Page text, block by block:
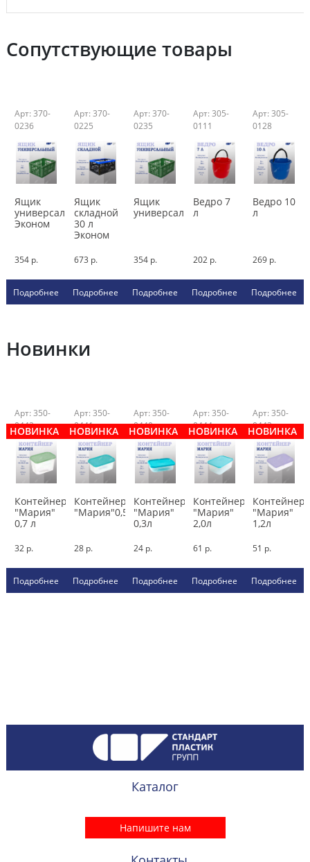
Сопутствующие товары
Арт: 370-
0236
Ящик
универсальный
Эконом
354 р.
Подробнее
Арт: 370-
0225
Ящик
складной
30 л
Эконом
673 р.
Подробнее
Арт: 370-
0235
Ящик
универсальный
354 р.
Подробнее
Арт: 305-
0111
Ведро 7
л
202 р.
Подробнее
Арт: 305-
0128
Ведро 10
л
269 р.
Подробнее
Новинки
Арт: 350-
0442
НОВИНКА
Контейнер
"Мария"
0,7 л
32 р.
Подробнее
Арт: 350-
0441
НОВИНКА
Контейнер
"Мария"0,5л
28 р.
Подробнее
Арт: 350-
0440
НОВИНКА
Контейнер
"Мария"
0,3л
24 р.
Подробнее
Арт: 350-
0444
НОВИНКА
Контейнер
"Мария"
2,0л
61 р.
Подробнее
Арт: 350-
0443
НОВИНКА
Контейнер
"Мария"
1,2л
51 р.
Подробнее
Каталог
Напишите нам